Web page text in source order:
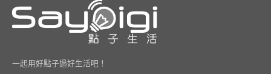
一起用好點子過好生活吧！